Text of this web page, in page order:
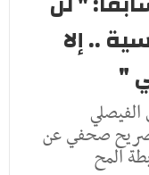
.. إلا
"
تصريح صحفي عن
المح